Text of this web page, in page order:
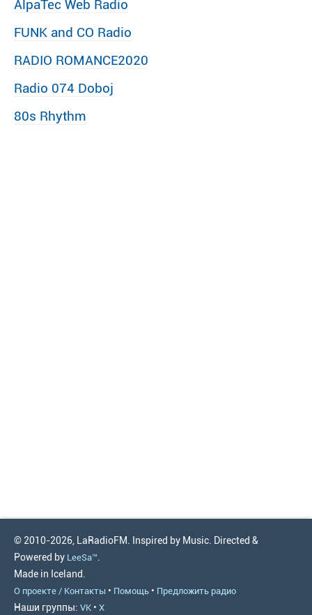
AlpaTec Web Radio
FUNK and CO Radio
RADIO ROMANCE2020
Radio 074 Doboj
80s Rhythm
© 2010-2026, LaRadioFM. Inspired by Music. Directed &
Powered by LeeSa™.
Made in Iceland.
О проекте / Контакты • Помощь • Предложить радио
Наши группы: VK • X